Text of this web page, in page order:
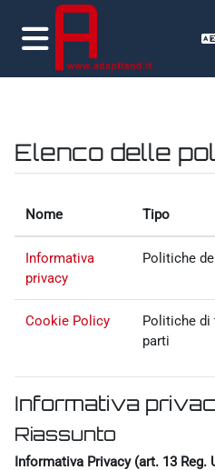
Vai al contenuto principale
Pannello laterale
Elenco delle
Nome Tipo
Informativa
privacy
Politiche
Cookie Policy
Politiche di
parti
Informativa
Riassunto
Informativa Privacy (art. 13